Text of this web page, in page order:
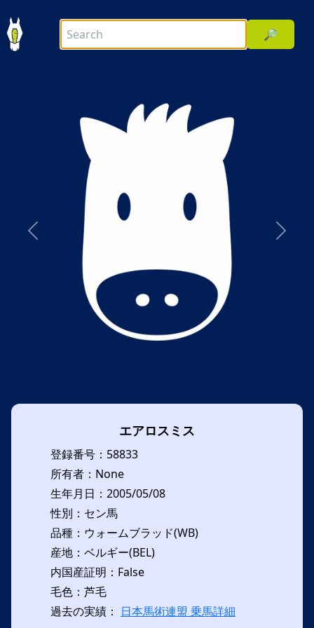
🔎
前へ 次へ
エアロスミス
登録番号：58833
所有者：None
生年月日：2005/05/08
性別：セン馬
品種：ウォームブラッド(WB)
産地：ベルギー(BEL)
内国産証明：False
毛色：芦毛
過去の実績： 日本馬術連盟 乗馬詳細